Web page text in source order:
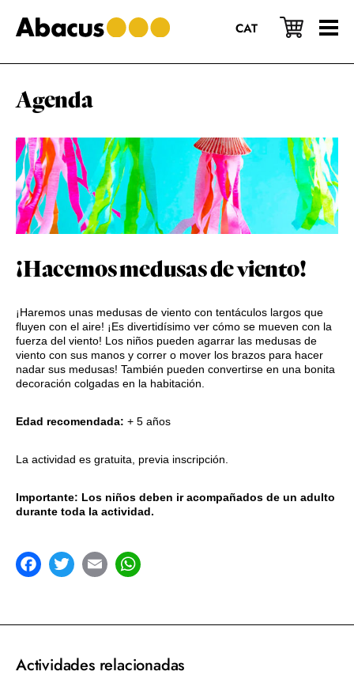
al
contenido
a
la
lateral
al
pie
página
CAT
Agenda
¡Hacemos medusas de viento!
¡Haremos unas medusas de viento con tentáculos largos que
fluyen con el aire! ¡Es divertidísimo ver cómo se mueven con la
fuerza del viento! Los niños pueden agarrar las medusas de
viento con sus manos y correr o mover los brazos para hacer
nadar sus medusas! También pueden convertirse en una bonita
decoración colgadas en la habitación.
Edad recomendada: + 5 años
La actividad es gratuita, previa inscripción.
Importante: Los niños deben ir acompañados de un adulto
durante toda la actividad.
Actividades relacionadas